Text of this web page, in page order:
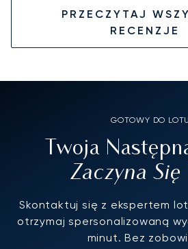
PRZECZYTAJ
RECENZJE
GOTOWY DO
Twoja
Zaczyna
Skontaktuj się z ekspertem
otrzymaj spersonalizowaną
minut. Bez